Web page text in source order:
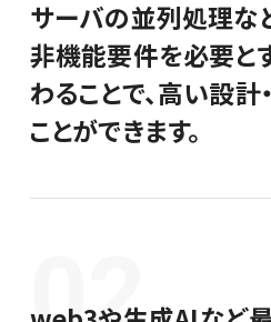
エンジニア／PM／デザ
セールス／コーポレー
サーバの並列処理な
非機能要件を必要と
わることで、高い設
ことができます。